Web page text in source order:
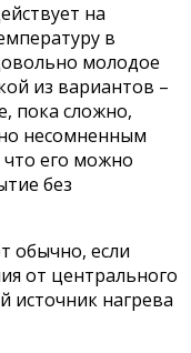
на
в
молодое
из вариантов –
пока сложно,
несомненным
его можно
без
обычно, если
от центрального
источник нагрева